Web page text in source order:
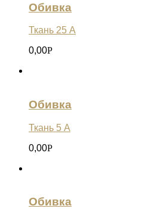
Обивка
Ткань 25 А
0,00Р
Обивка
Ткань 5 А
0,00Р
Обивка